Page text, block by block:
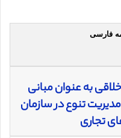
فارسی
به عنوان مبانی
مدیریت تنوع در سازمان
تجاری